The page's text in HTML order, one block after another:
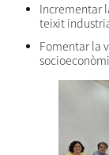
Incrementar
teixit
Fomentar la